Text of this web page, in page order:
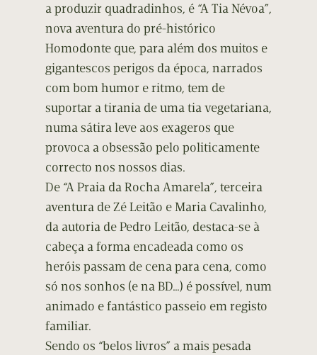
a produzir quadradinhos, é “A Tia Névoa”,
nova aventura do pré-histórico
Homodonte que, para além dos muitos e
gigantescos perigos da época, narrados
com bom humor e ritmo, tem de
suportar a tirania de uma tia vegetariana,
numa sátira leve aos exageros que
provoca a obsessão pelo politicamente
correcto nos nossos dias.
De “A Praia da Rocha Amarela”, terceira
aventura de Zé Leitão e Maria Cavalinho,
da autoria de Pedro Leitão, destaca-se à
cabeça a forma encadeada como os
heróis passam de cena para cena, como
só nos sonhos (e na BD…) é possível, num
animado e fantástico passeio em registo
familiar.
Sendo os “belos livros” a mais pesada